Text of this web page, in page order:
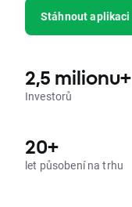
Stáhnout aplikaci
2,5 milionu+
Investorů
20+
let působení na trhu